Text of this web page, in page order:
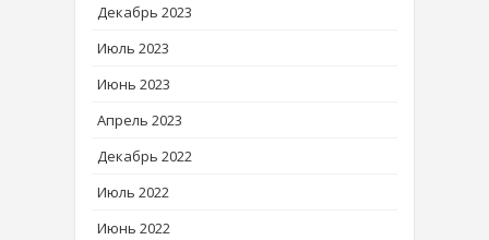
Декабрь 2023
Июль 2023
Июнь 2023
Апрель 2023
Декабрь 2022
Июль 2022
Июнь 2022